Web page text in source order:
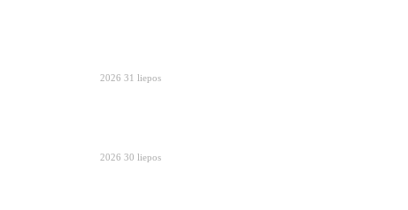
2026 31 liepos
2026 30 liepos